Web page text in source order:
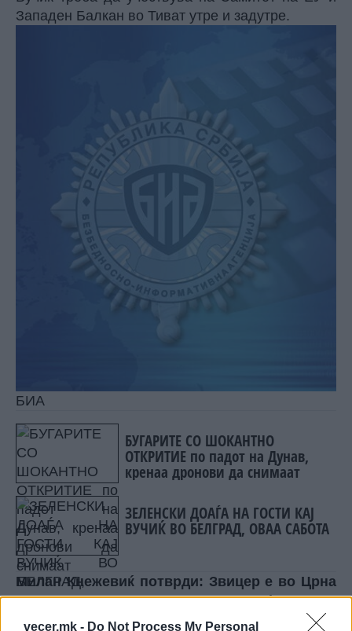
vecer.mk - Do Not Process My Personal
Западен Балкан во Тиват утре и задутре.
БИА
БУГАРИТЕ СО ШОКАНТНО
ОТКРИТИЕ по падот на Дунав,
кренаа дронови да снимаат
ЗЕЛЕНСКИ ДОАЃА НА ГОСТИ КАЈ
ВУЧИЌ ВО БЕЛГРАД, ОВАА САБОТА
Милан Кнежевиќ потврди: Звицер е во Црна
Гора, се движи околу Катунска нахија
Милан Кнежевиќ, лидерот на Демократската